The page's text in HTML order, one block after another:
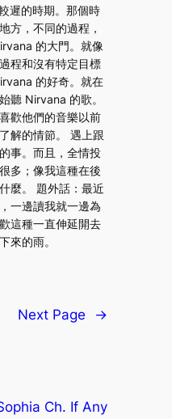
遲的時期。那個時
方，不同的過程，
的大門。就像
程和沒有特定目標
的好奇。就在
聽 Nirvana 的歌。
歡他們的音樂以前
解的情節。 遇上跟
事。而且，全情投
多；像我這種在後
麼。 題外話：最近
一邊讀我就一邊為
這種一直伸延開去
來的雨。
Next Page →
Ch. If Any